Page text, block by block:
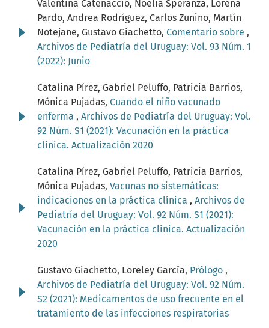
Valentina Catenaccio, Noelia Speranza, Lorena
Pardo, Andrea Rodríguez, Carlos Zunino, Martín
Notejane, Gustavo Giachetto, Comentario sobre ,
Archivos de Pediatría del Uruguay: Vol. 93 Núm. 1
(2022): Junio
Catalina Pírez, Gabriel Peluffo, Patricia Barrios,
Mónica Pujadas, Cuando el niño vacunado
enferma , Archivos de Pediatría del Uruguay: Vol.
92 Núm. S1 (2021): Vacunación en la práctica
clínica. Actualización 2020
Catalina Pírez, Gabriel Peluffo, Patricia Barrios,
Mónica Pujadas, Vacunas no sistemáticas:
indicaciones en la práctica clínica , Archivos de
Pediatría del Uruguay: Vol. 92 Núm. S1 (2021):
Vacunación en la práctica clínica. Actualización
2020
Gustavo Giachetto, Loreley García, Prólogo ,
Archivos de Pediatría del Uruguay: Vol. 92 Núm.
S2 (2021): Medicamentos de uso frecuente en el
tratamiento de las infecciones respiratorias